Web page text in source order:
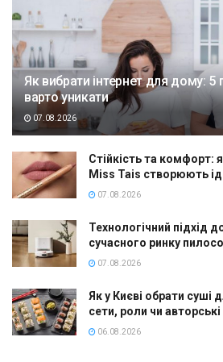
Як вибрати інтернет для дому: 5
варто уникати
07.08.2026
Стійкість та комфорт:
Miss Tais створюють
07.08.2026
Технологічний підхід
сучасного ринку
07.08.2026
Як у Києві обрати суші
сети, роли чи
06.08.2026